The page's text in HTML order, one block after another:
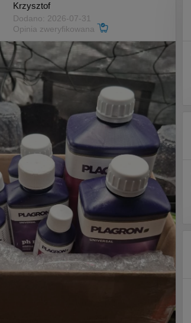
Krzysztof
Dodano: 2026-07-31
Opinia zweryfikowana